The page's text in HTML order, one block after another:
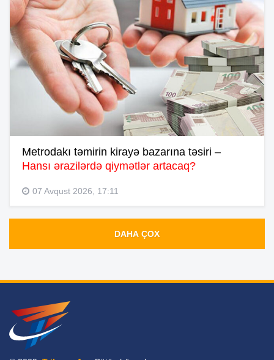
Metrodakı təmirin kirayə bazarına təsiri –
Hansı ərazilərdə qiymətlər artacaq?
07 Avqust 2026, 17:11
DAHA ÇOX